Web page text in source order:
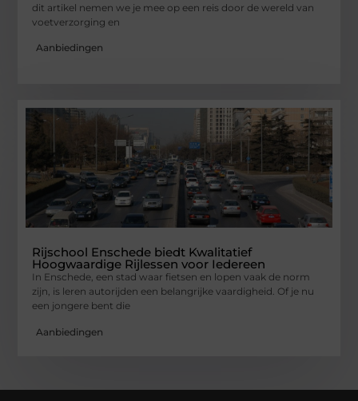
dit artikel nemen we je mee op een reis door de wereld van
voetverzorging en
Aanbiedingen
Rijschool Enschede biedt Kwalitatief
Hoogwaardige Rijlessen voor Iedereen
In Enschede, een stad waar fietsen en lopen vaak de norm
zijn, is leren autorijden een belangrijke vaardigheid. Of je nu
een jongere bent die
Aanbiedingen